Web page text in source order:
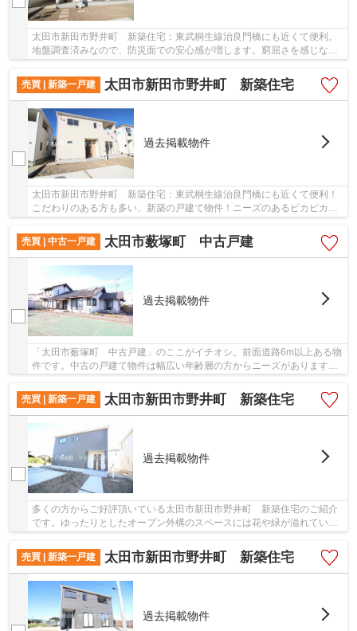
太田市新田市野井町 新築住宅：東武桐生線治良門橋にも近くて便利。
地盤調査済みなので、防災面での安心感が増します。窮屈さを感じな
い、ゆったりとしたオープン外構が魅力の物件で...
売買 | 新築一戸建
太田市新田市野井町 新築住宅
過去掲載物件
太田市新田市野井町 新築住宅：東武桐生線治良門橋にも近くて便利！
こだわりのある方も多い、新築の戸建て物件！ニーズのあるピカピカの
新築物件です！ゆったりとしたオープン外構の...
売買 | 中古一戸建
太田市薮塚町 中古戸建
過去掲載物件
「太田市薮塚町 中古戸建」のここがイチオシ。前面道路6m以上ある物
件です。中古の戸建て物件は幅広い年齢層の方からニーズがあります。
売買 | 新築一戸建
太田市新田市野井町 新築住宅
過去掲載物件
多くの方からご好評頂いている太田市新田市野井町 新築住宅のご紹介
です。ゆったりとしたオープン外構のスペースには花や緑が溢れていま
売買 | 新築一戸建
太田市新田市野井町 新築住宅
過去掲載物件